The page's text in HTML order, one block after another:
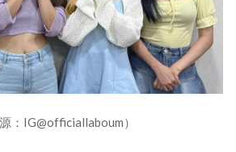
源：IG@officiallaboum）